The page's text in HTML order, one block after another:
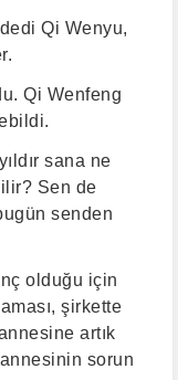
Qi Wenyu,
Qi Wenfeng
sana ne
Sen de
senden
olduğu için
şirkette
artık
sorun